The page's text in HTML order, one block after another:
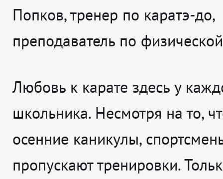
Попков, тренер по каратэ-до,
преподаватель по
Любовь к карате здесь у
школьника. Несмотря на то,
осенние каникулы,
пропускают тренировки.